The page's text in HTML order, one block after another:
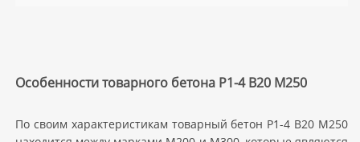
Особенности товарного бетона Р1-4 В20 M250
По своим характеристикам товарный бетон Р1-4 В20 M250